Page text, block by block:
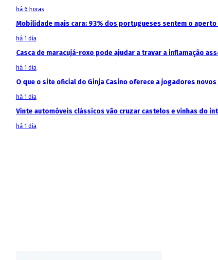
há 6 horas
Mobilidade mais cara: 93% dos portugueses sentem o
há 1 dia
Casca de maracujá-roxo pode ajudar a travar a inflamação
há 1 dia
O que o site oficial do Ginja Casino oferece a jogadores
há 1 dia
Vinte automóveis clássicos vão cruzar castelos e vinhas do
há 1 dia